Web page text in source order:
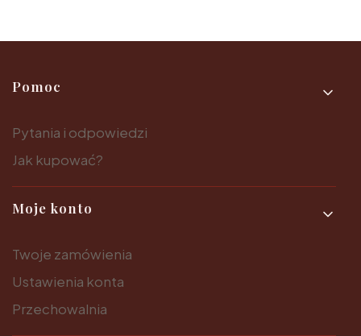
Linki w stopce
Pomoc
Pytania i odpowiedzi
Jak kupować?
Moje konto
Twoje zamówienia
Ustawienia konta
Przechowalnia